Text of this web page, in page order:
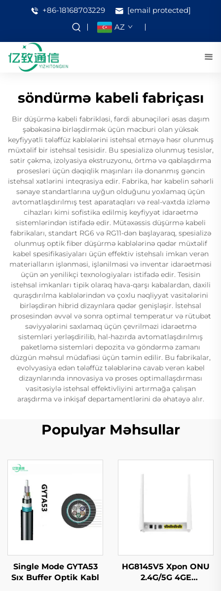
+86-18168703229
[email protected]
AZ
söndürmə kabeli fabriçası
Bir düşürmə kabeli fabrikləsi, fərdi abunəçiləri əsas daşım
şəbəkəsinə birləşdirmək üçün məcburi olan yüksək
keyfiyyətli tələffüz kablələrini istehsal etməyə həsr olunmuş
müxtəlif bir istehsal tesisidir. Bu spesializə olunmuş tesislər,
sətir çəkmə, izolyasiya ekstruzyonu, örtmə və qablaşdırma
prosesləri üçün dəqiqlik maşınları ilə donanmış gəncin
istehsal xətlərini inteqrasiya edir. Fabrika, hər kabelin səhərli
sənaye standartlarına uyğun olduğunu yoxlamaq üçün
avtomatlaşdırılmış test aparataqları və real-vaxtda izləmə
cihazları kimi sofistika edilmiş keyfiyyət idarəetmə
sistemlərindən istifadə edir. Mütəxəssis düşürmə kabeli
fabrikaları, standart RG6 və RG11-dən başlayaraq, spesializə
olunmuş optik fiber düşürmə kablələrinə qədər müxtəlif
kabel spesifikasiyaları üçün effektiv istehsalı imkan verən
materialların işlənməsi, işlənilməsi və inventar idarəetməsi
üçün ən yenilikçi texnologiyaları istifadə edir. Tesisin
istehsal imkanları tipik olaraq hava-qarşı kabalardan, daxili
quraşdırılma kablələrindən və çoxlu nəqliyyat vasitələrini
birləşdirən hibrid dizaynlara qədər genişləşir. İstehsal
prosesindən əvvəl və sonra optimal temperatur və rütubət
səviyyələrini saxlamaq üçün çevrilməzi idarəetmə
sistemləri yerləşdirilib, hal-hazırda avtomatlaşdırılmış
paketləmə sistemləri depozita və göndərmə zamanı
düzgün məhsul müdafiəsi üçün təmin edilir. Bu fabrikalar,
evolvyasiya edən tələffüz tələblərinə cavab verən kabel
dizaynlarında innovasiya və proses optimallaşdırması
vasitəsiylə istehsal effektivliyini artırmağa çalışan
araşdırma və inkişaf departamentlərini də əhatəyə alır.
Populyar Məhsullar
Single Mode GYTA53
Sıx Buffer Optik Kabl
HG8145V5 Xpon ONU
2.4G/5G 4GE